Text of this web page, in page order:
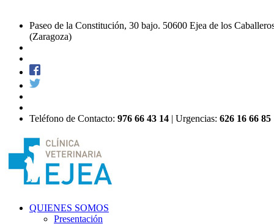
Paseo de la Constitución, 30 bajo. 50600 Ejea de los
(Zaragoza)
Teléfono de Contacto: 976 66 43 14 | Urgencias: 626 16 66 85
QUIENES SOMOS
Presentación